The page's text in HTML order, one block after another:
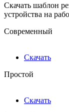
Скачать шаблон
устройства на
Современный
Скачать
Простой
Скачать